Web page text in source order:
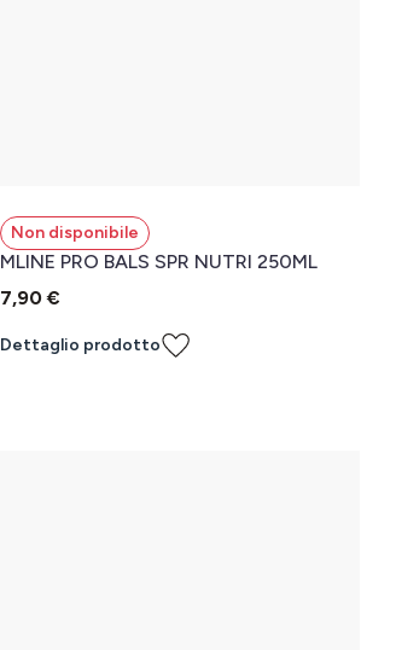
Non disponibile
MLINE PRO BALS SPR NUTRI 250ML
7,90 €
Dettaglio prodotto